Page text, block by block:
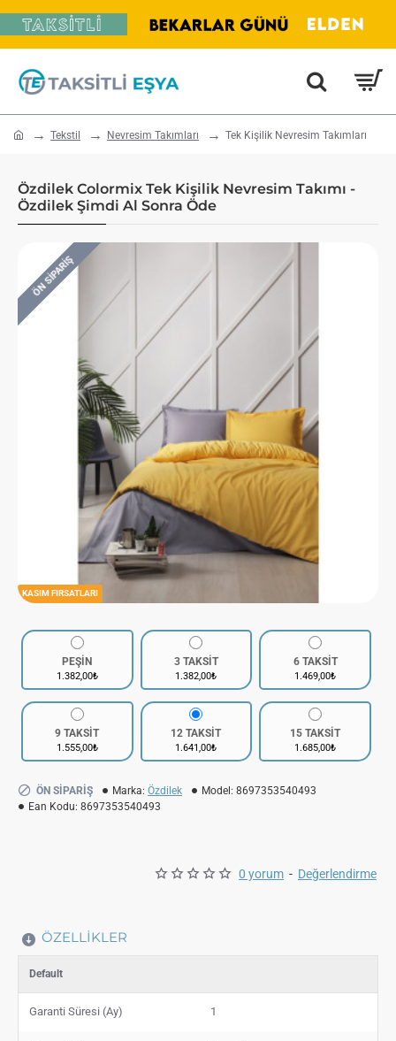
home Tekstil Nevresim Takımları Tek Kişilik Nevresim Takımları
Özdilek Colormix Tek Kişilik Nevresim Takımı -
Özdilek Şimdi Al Sonra Öde
KASIM FIRSATLARI
ÖN SIPARIŞ
0 yorum - Değerlendirme
PEŞİN
1.382,00₺
3 TAKSİT
1.382,00₺
6 TAKSİT
1.469,00₺
9 TAKSİT
1.555,00₺
12 TAKSİT
1.641,00₺
15 TAKSİT
1.685,00₺
ÖN SIPARIŞ Marka: Özdilek Model: 8697353540493
Ean Kodu: 8697353540493
ÖZELLIKLER
Default
Garanti Süresi (Ay) 1